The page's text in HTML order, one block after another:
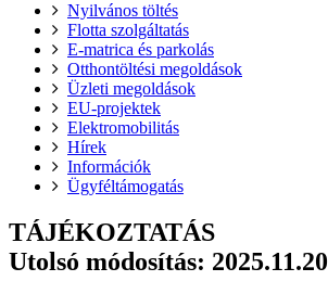
Nyilvános töltés
Flotta szolgáltatás
E-matrica és parkolás
Otthontöltési megoldások
Üzleti megoldások
EU-projektek
Elektromobilitás
Hírek
Információk
Ügyféltámogatás
TÁJÉKOZTATÁS
Utolsó módosítás: 2025.11.20